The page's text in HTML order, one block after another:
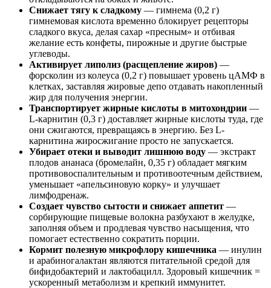
Снижает тягу к сладкому — гимнема (0,2 г)
гимнемовая кислота временно блокирует рецепторы
сладкого вкуса, делая сахар «пресным» и отбивая
желание есть конфеты, пирожные и другие быстрые
углеводы.
Активирует липолиз (расщепление жиров) —
форсколин из колеуса (0,2 г) повышает уровень цАМФ в
клетках, заставляя жировые депо отдавать накопленный
жир для получения энергии.
Транспортирует жирные кислоты в митохондрии —
L-карнитин (0,3 г) доставляет жирные кислоты туда, где
они сжигаются, превращаясь в энергию. Без L-
карнитина жиросжигание просто не запускается.
Убирает отеки и выводит лишнюю воду — экстракт
плодов ананаса (бромелайн, 0,35 г) обладает мягким
противовоспалительным и противоотечным действием,
уменьшает «апельсиновую корку» и улучшает
лимфодренаж.
Создает чувство сытости и снижает аппетит —
сорбирующие пищевые волокна разбухают в желудке,
заполняя объем и продлевая чувство насыщения, что
помогает естественно сократить порции.
Кормит полезную микрофлору кишечника — инулин
и арабиногалактан являются питательной средой для
бифидобактерий и лактобацилл. Здоровый кишечник =
ускоренный метаболизм и крепкий иммунитет.